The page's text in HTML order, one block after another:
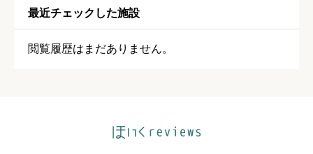
星の数をお選びください 
最近チェックした施設
閲覧履歴はまだありません。